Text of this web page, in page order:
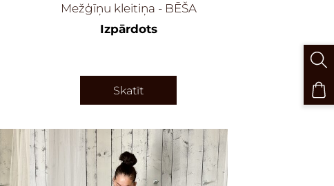
Mežģīņu kleitiņa - BĒŠA
Izpārdots
Skatīt